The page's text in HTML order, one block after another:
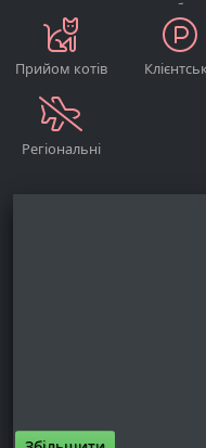
собак
Прийом котів
Регіональні
Cookie duration:
24 години - 2 роки